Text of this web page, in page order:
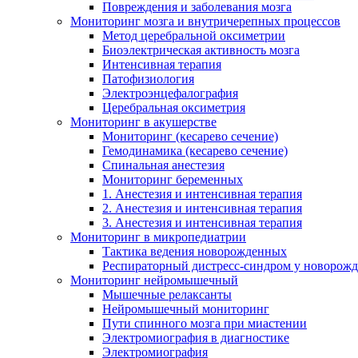
Повреждения и заболевания мозга
Мониторинг мозга и внутричерепных процессов
Метод церебральной оксиметрии
Биоэлектрическая активность мозга
Интенсивная терапия
Патофизиология
Электроэнцефалография
Церебральная оксиметрия
Мониторинг в акушерстве
Мониторинг (кесарево сечение)
Гемодинамика (кесарево сечение)
Спинальная анестезия
Мониторинг беременных
1. Анестезия и интенсивная терапия
2. Анестезия и интенсивная терапия
3. Анестезия и интенсивная терапия
Мониторинг в микропедиатрии
Тактика ведения новорожденных
Респираторный дистресс-синдром у
Мониторинг нейромышечный
Мышечные релаксанты
Нейромышечный мониторинг
Пути спинного мозга при миастении
Электромиография в диагностике
Электромиография